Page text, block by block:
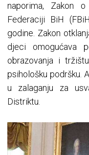
naporima, Zakon
Federaciji BiH
godine. Zakon
djeci omogućava
obrazovanja i
psihološku podršku.
u zalaganju za
Distriktu.